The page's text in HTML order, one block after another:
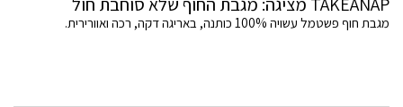
מגבת חוף פשטמל עשויה 100% כותנה, באריגה דקה, רכה ואוורירית.